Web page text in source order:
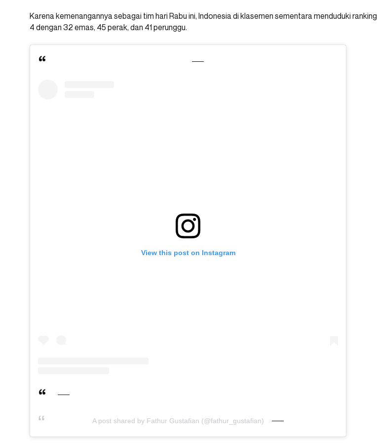
Karena kemenangannya sebagai tim hari Rabu ini, Indonesia di klasemen sementara menduduki ranking
4 dengan 32 emas, 45 perak, dan 41 perunggu.
View this post on Instagram
A post shared by Fathur Gustafian (@fathur_gustafian)